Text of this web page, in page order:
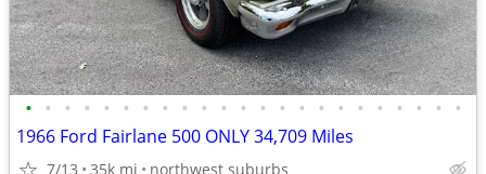
• • • • • • • • • • • • • • • • • • • • • • •
1966 Ford Fairlane 500 ONLY 34,709 Miles
7/13 35k mi northwest suburbs